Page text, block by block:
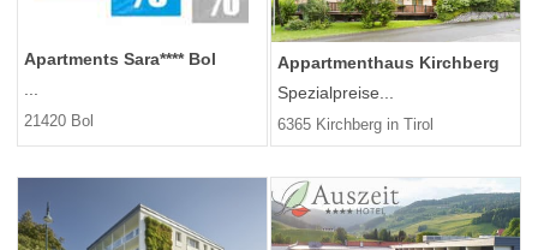
Apartments Sara**** Bol
...
21420 Bol
Appartmenthaus Kirchberg
Spezialpreise...
6365 Kirchberg in Tirol